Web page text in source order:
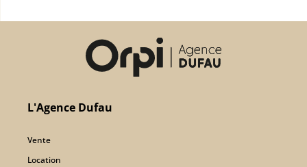
L'Agence Dufau
Vente
Location